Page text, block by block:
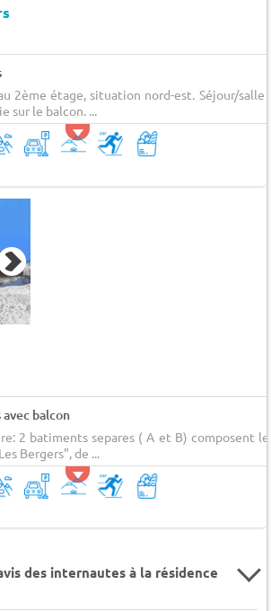
2ème étage, situation nord-est. Séjour/salle
sur le balcon. ...
balcon
2 batiments separes ( A et B) composent
Bergers", de ...
des internautes à la résidence